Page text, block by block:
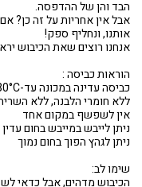
אבל אין אחריות על זה כן?